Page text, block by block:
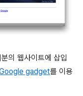
의 웹사이트에 삽입
gadget를 이용